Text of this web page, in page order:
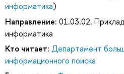
информатика)
Направление: 01.03.02.
информатика
Кто читает: Департамент
информационного поиска